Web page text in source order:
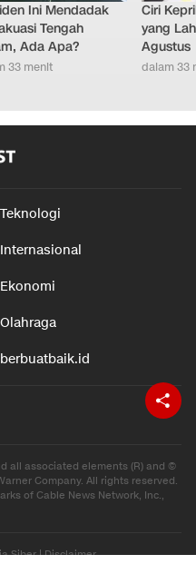
Ini Mendadak
Tengah
Ada Apa?
33 menit
Ciri
yang
Agustus
dalam 33
Teknologi
Internasional
Ekonomi
Olahraga
berbuatbaik.id
all associated elements (R) and ©
Company. All rights reserved.
of Cable News Network, Inc.,
Siber|Disclaimer